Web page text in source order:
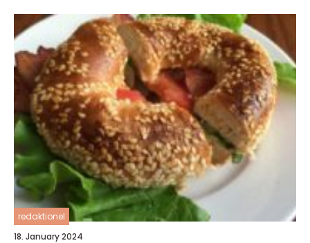
redaktionel
18. January 2024